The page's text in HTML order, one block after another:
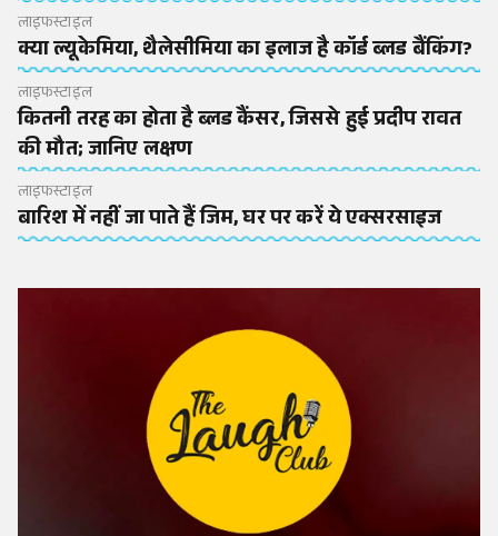
लाइफस्टाइल
क्या ल्यूकेमिया, थैलेसीमिया का इलाज है कॉर्ड ब्लड बैंकिंग?
लाइफस्टाइल
कितनी तरह का होता है ब्लड कैंसर, जिससे हुई प्रदीप रावत
की मौत; जानिए लक्षण
लाइफस्टाइल
बारिश में नहीं जा पाते हैं जिम, घर पर करें ये एक्सरसाइज